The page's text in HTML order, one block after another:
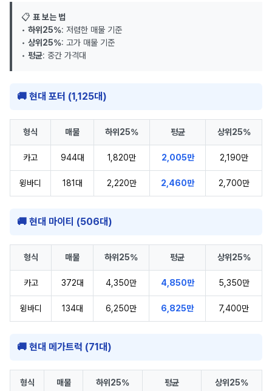
📋 표 보는 법
• 하위25%: 저렴한 매물 기준
• 상위25%: 고가 매물 기준
• 평균: 중간 가격대
🚚 현대 포터 (1,125대)
형식 매물 하위25% 평균 상위25%
카고 944대 1,820만 2,005만 2,190만
윙바디 181대 2,220만 2,460만 2,700만
🚚 현대 마이티 (506대)
형식 매물 하위25% 평균 상위25%
카고 372대 4,350만 4,850만 5,350만
윙바디 134대 6,250만 6,825만 7,400만
🚚 현대 메가트럭 (71대)
형식 매물 하위25% 평균 상위25%